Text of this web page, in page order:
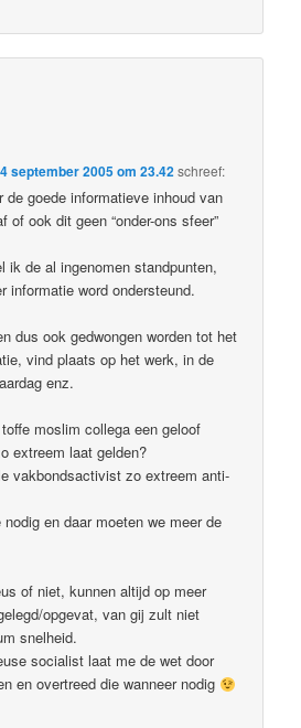
september 2005 om 23.42schreef:
de goede informatieve inhoud van
of ook dit geen “onder-ons sfeer”
ik de al ingenomen standpunten,
informatie word ondersteund.
dus ook gedwongen worden tot het
vind plaats op het werk, in de
enz.
moslim collega een geloof
extreem laat gelden?
vakbondsactivist zo extreem anti-
en daar moeten we meer de
of niet, kunnen altijd op meer
opgevat, van gij zult niet
snelheid.
socialist laat me de wet door
en overtreed die wanneer nodig